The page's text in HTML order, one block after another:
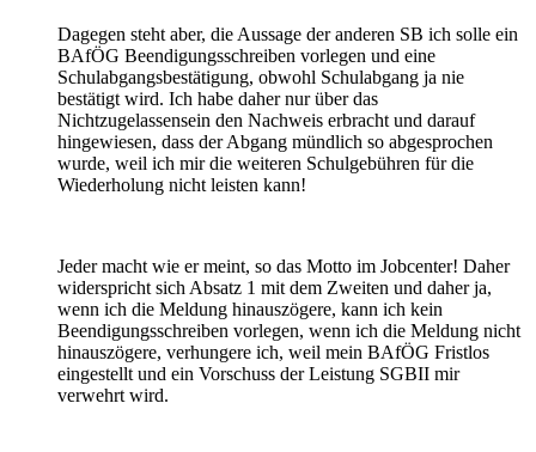
Dagegen steht aber, die Aussage der anderen SB ich solle ein
BAfÖG Beendigungsschreiben vorlegen und eine
Schulabgangsbestätigung, obwohl Schulabgang ja nie
bestätigt wird. Ich habe daher nur über das
Nichtzugelassensein den Nachweis erbracht und darauf
hingewiesen, dass der Abgang mündlich so abgesprochen
wurde, weil ich mir die weiteren Schulgebühren für die
Wiederholung nicht leisten kann!
Jeder macht wie er meint, so das Motto im Jobcenter! Daher
widerspricht sich Absatz 1 mit dem Zweiten und daher ja,
wenn ich die Meldung hinauszögere, kann ich kein
Beendigungsschreiben vorlegen, wenn ich die Meldung nicht
hinauszögere, verhungere ich, weil mein BAfÖG Fristlos
eingestellt und ein Vorschuss der Leistung SGBII mir
verwehrt wird.